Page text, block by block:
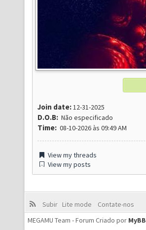
Join date:12-31-2025
D.O.B: Não especificado
Time: 08-10-2026 às 09:49 AM
View my threads
View my posts
Subir Lite mode
Contate-nos
MEGAMU Team - Forum Criado por MyBB